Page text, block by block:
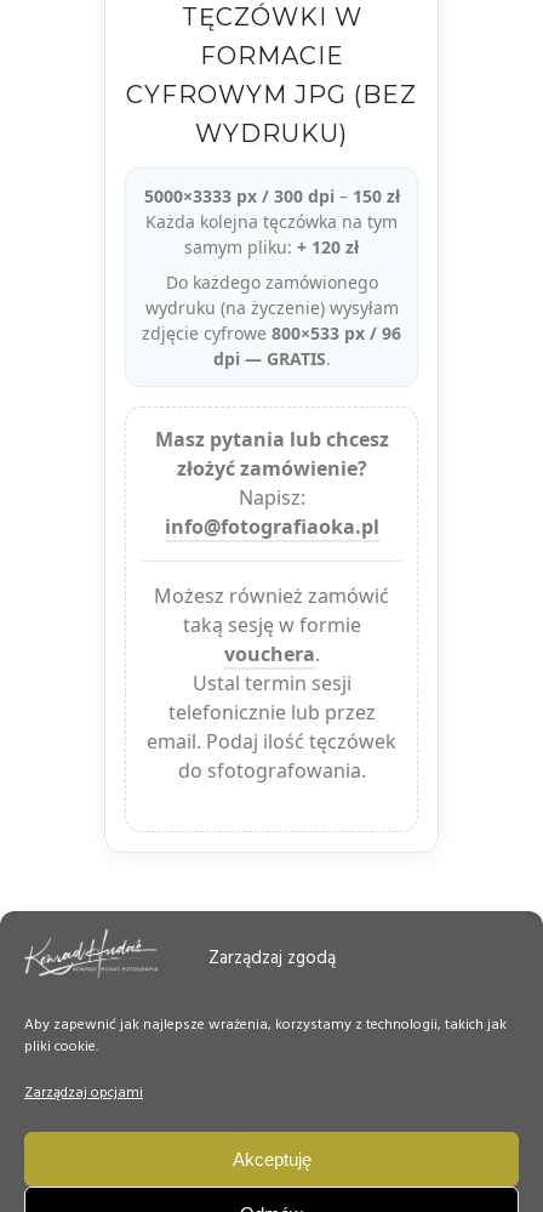
Zarządzaj zgodą
Aby zapewnić jak najlepsze wrażenia, korzystamy z technologii, takich jak
pliki cookie.
Zarządzaj opcjami
Akceptuję
TĘCZÓWKI W
FORMACIE
CYFROWYM JPG (BEZ
WYDRUKU)
5000×3333 px / 300 dpi – 150 zł
Każda kolejna tęczówka na tym
samym pliku: + 120 zł
Do każdego zamówionego
wydruku (na życzenie) wysyłam
zdjęcie cyfrowe 800×533 px / 96
dpi — GRATIS.
Masz pytania lub chcesz
złożyć zamówienie?
Napisz:
info@fotografiaoka.pl
Możesz również zamówić
taką sesję w formie
vouchera.
Ustal termin sesji
telefonicznie lub przez
email. Podaj ilość tęczówek
do sfotografowania.
Ustal termin sesji, telefonicznie lub
przez email